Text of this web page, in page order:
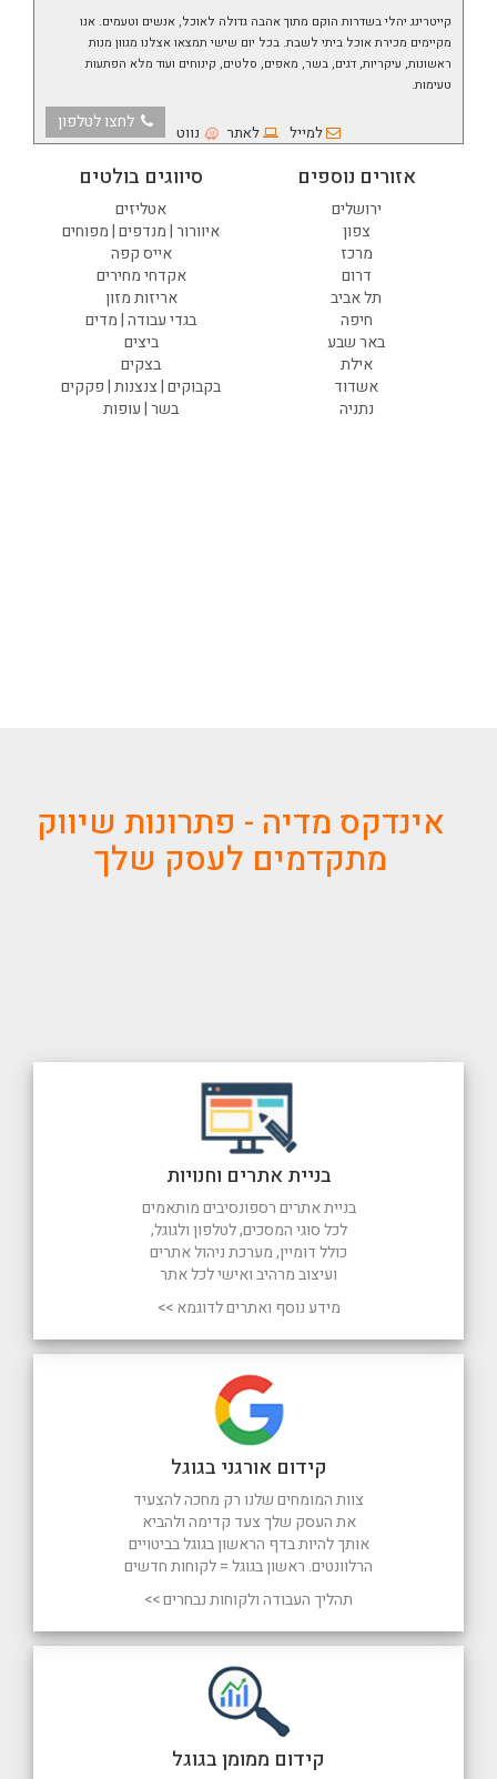
קייטרינג יהלי בשדרות הוקם מתוך אהבה גדולה לאוכל, אנשים וטעמים. אנו
מקיימים מכירת אוכל ביתי לשבת. בכל יום שישי תמצאו אצלנו מגוון מנות
ראשונות, עיקריות, דגים, בשר, מאפים, סלטים, קינוחים ועוד מלא הפתעות
טעימות.
למייל לאתר נווט לחצו לטלפון
סיווגים בולטים
אטליזים
איוורור | מנדפים | מפוחים
אייס קפה
אקדחי מחירים
אריזות מזון
בגדי עבודה | מדים
ביצים
בצקים
בקבוקים | צנצנות | פקקים
בשר | עופות
אזורים נוספים
ירושלים
צפון
מרכז
דרום
תל אביב
חיפה
באר שבע
אילת
אשדוד
נתניה
אינדקס מדיה - פתרונות שיווק
מתקדמים לעסק שלך
קידום ממומן בגוגל
קידום אורגני בגוגל
צוות המומחים שלנו רק מחכה להצעיד
את העסק שלך צעד קדימה ולהביא
אותך להיות בדף הראשון בגוגל בביטויים
הרלוונטים. ראשון בגוגל = לקוחות חדשים
תהליך העבודה ולקוחות נבחרים >>
בניית אתרים וחנויות
בניית אתרים רספונסיבים מותאמים
לכל סוגי המסכים, לטלפון ולגוגל,
כולל דומיין, מערכת ניהול אתרים
ועיצוב מרהיב ואישי לכל אתר
מידע נוסף ואתרים לדוגמא >>